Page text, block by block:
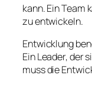
kann. Ein Team
zu entwickeln.
Entwicklung
Ein Leader, der
muss die